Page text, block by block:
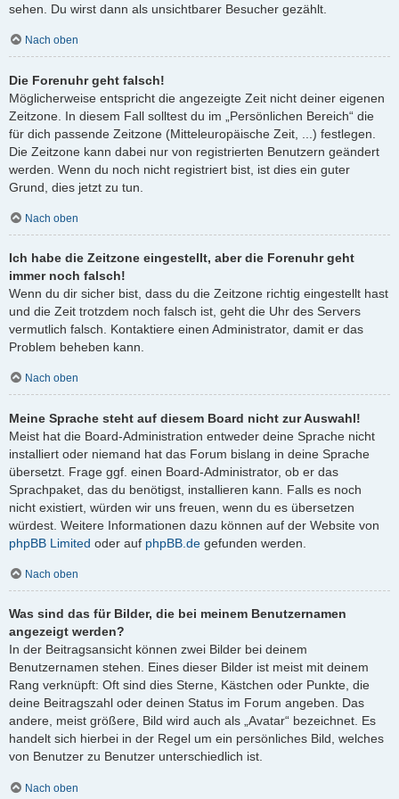
sehen. Du wirst dann als unsichtbarer Besucher gezählt.
Nach oben
Die Forenuhr geht falsch!
Möglicherweise entspricht die angezeigte Zeit nicht deiner eigenen
Zeitzone. In diesem Fall solltest du im „Persönlichen Bereich“ die
für dich passende Zeitzone (Mitteleuropäische Zeit, ...) festlegen.
Die Zeitzone kann dabei nur von registrierten Benutzern geändert
werden. Wenn du noch nicht registriert bist, ist dies ein guter
Grund, dies jetzt zu tun.
Nach oben
Ich habe die Zeitzone eingestellt, aber die Forenuhr geht
immer noch falsch!
Wenn du dir sicher bist, dass du die Zeitzone richtig eingestellt hast
und die Zeit trotzdem noch falsch ist, geht die Uhr des Servers
vermutlich falsch. Kontaktiere einen Administrator, damit er das
Problem beheben kann.
Nach oben
Meine Sprache steht auf diesem Board nicht zur Auswahl!
Meist hat die Board-Administration entweder deine Sprache nicht
installiert oder niemand hat das Forum bislang in deine Sprache
übersetzt. Frage ggf. einen Board-Administrator, ob er das
Sprachpaket, das du benötigst, installieren kann. Falls es noch
nicht existiert, würden wir uns freuen, wenn du es übersetzen
würdest. Weitere Informationen dazu können auf der Website von
phpBB Limited oder auf phpBB.de gefunden werden.
Nach oben
Was sind das für Bilder, die bei meinem Benutzernamen
angezeigt werden?
In der Beitragsansicht können zwei Bilder bei deinem
Benutzernamen stehen. Eines dieser Bilder ist meist mit deinem
Rang verknüpft: Oft sind dies Sterne, Kästchen oder Punkte, die
deine Beitragszahl oder deinen Status im Forum angeben. Das
andere, meist größere, Bild wird auch als „Avatar“ bezeichnet. Es
handelt sich hierbei in der Regel um ein persönliches Bild, welches
von Benutzer zu Benutzer unterschiedlich ist.
Nach oben